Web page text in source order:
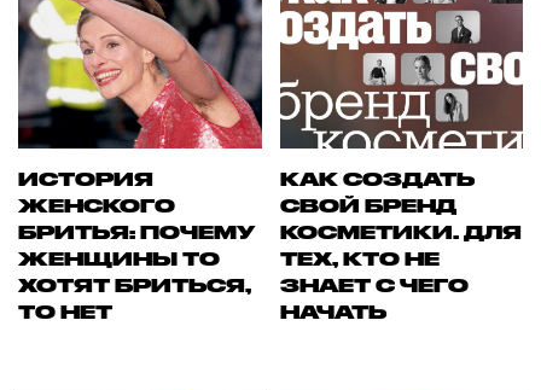
ИСТОРИЯ
ЖЕНСКОГО
БРИТЬЯ: ПОЧЕМУ
ЖЕНЩИНЫ ТО
ХОТЯТ БРИТЬСЯ,
ТО НЕТ
КАК СОЗДАТЬ
СВОЙ БРЕНД
КОСМЕТИКИ. ДЛЯ
ТЕХ, КТО НЕ
ЗНАЕТ С ЧЕГО
НАЧАТЬ